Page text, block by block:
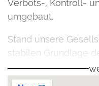
Verbots-, Kontroll-
umgebaut.
Stand unsere
stabilen Grundlage
Überzeugung, dass
dem Kollektiv hat?